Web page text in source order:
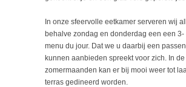
In onze sfeervolle eetkamer serveren wij
behalve zondag en donderdag een een 3-
menu du jour. Dat we u daarbij een
kunnen aanbieden spreekt voor zich. In de
zomermaanden kan er bij mooi weer tot
terras gedineerd worden.